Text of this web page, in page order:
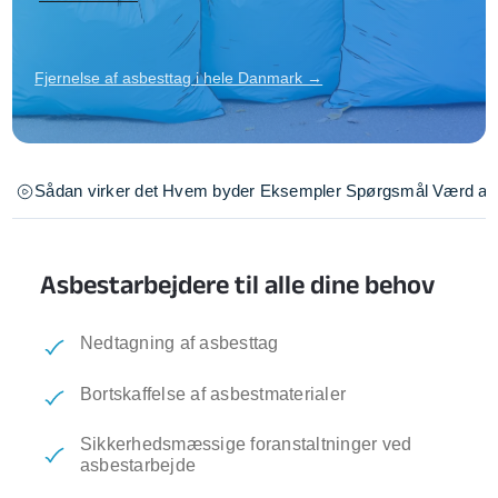
Fjernelse af asbesttag i hele Danmark →
Sådan virker det Hvem byder Eksempler Spørgsmål Værd at
Asbestarbejdere til alle dine behov
Nedtagning af asbesttag
Bortskaffelse af asbestmaterialer
Sikkerhedsmæssige foranstaltninger ved
asbestarbejde